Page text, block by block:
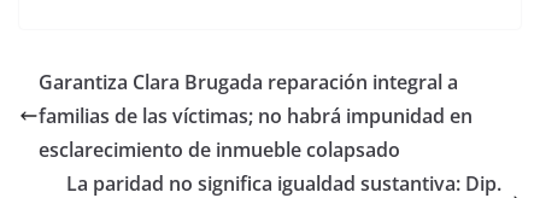
Garantiza Clara Brugada reparación integral a
familias de las víctimas; no habrá impunidad en
esclarecimiento de inmueble colapsado
La paridad no significa igualdad sustantiva: Dip.